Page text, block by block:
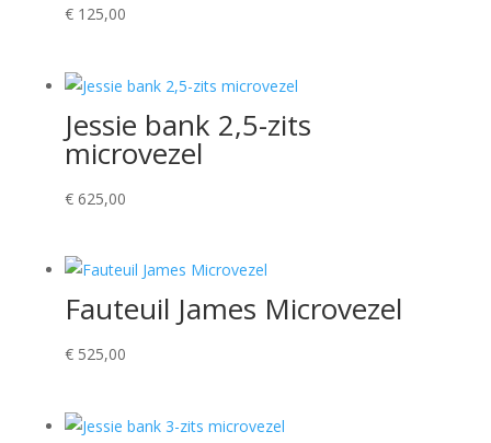
€125,00
Jessie bank 2,5-zits
microvezel
€625,00
Fauteuil James Microvezel
€525,00